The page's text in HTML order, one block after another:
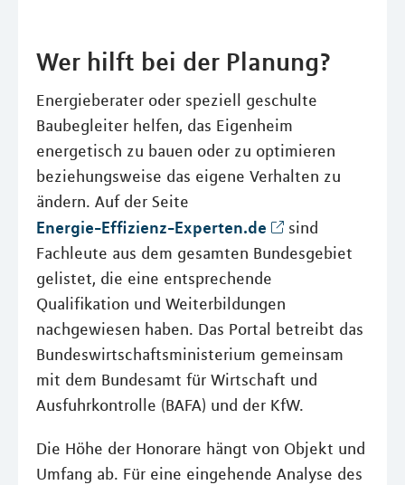
Wer hilft bei der Planung?
Energieberater oder speziell geschulte
Baubegleiter helfen, das Eigenheim
energetisch zu bauen oder zu optimieren
beziehungsweise das eigene Verhalten zu
ändern. Auf der Seite
Energie-Effizienz-Experten.de
sind
Fachleute aus dem gesamten Bundesgebiet
gelistet, die eine entsprechende
Qualifikation und Weiterbildungen
nachgewiesen haben. Das Portal betreibt das
Bundeswirtschaftsministerium gemeinsam
mit dem Bundesamt für Wirtschaft und
Ausfuhrkontrolle (BAFA) und der KfW.
Die Höhe der Honorare hängt von Objekt und
Umfang ab. Für eine eingehende Analyse des